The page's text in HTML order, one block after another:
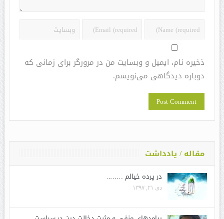
ذخیره نام، ایمیل و وبسایت من در مرورگر برای زمانی که
دوباره دیدگاهی می‌نویسم.
مقاله / یادداشت
در پرده خیالم ……..
دی ۲۱, ۱۳۹۷